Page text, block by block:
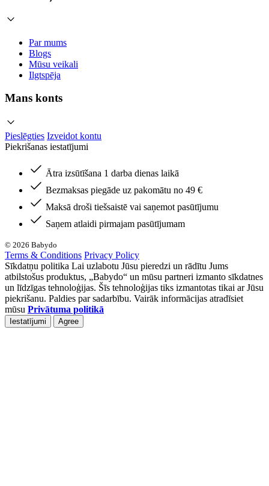
Par mums
Blogs
Mūsu veikali
Ilgtspēja
Mans konts
Pieslēgties Izveidot kontu
Piekrišanas iestatījumi
Ātra izsūtīšana 1 darba dienas laikā
Bezmaksas piegāde uz pakomātu no 49 €
Maksā droši tiešsaistē vai saņemot pasūtījumu
Saņem atlaidi pirmajam pasūtījumam
© 2026 Babydo
Terms & Conditions Privacy Policy
Sīkdatņu politika Lai uzlabotu Jūsu pieredzi un rādītu Jums
atbilstošus produktus, „Babydo“ un mūsu partneri izmanto sīkdatnes
un līdzīgas tehnoloģijas. Šīs tehnoloģijas tiks izmantotas tikai ar Jūsu
piekrišanu. Paldies par sadarbību. Vairāk informācijas atradīsiet
mūsu Privātuma politikā
Iestatījumi Agree